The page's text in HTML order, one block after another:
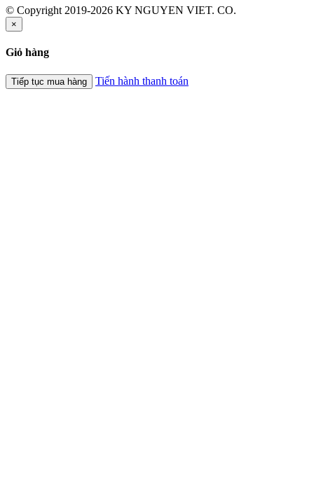
© Copyright 2019-2026 KY NGUYEN VIET. CO.
×
Giỏ hàng
Tiếp tục mua hàng Tiến hành thanh toán